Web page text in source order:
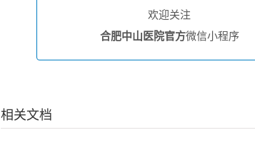
欢迎关注
合肥中山医院官方微信小程序
相关文档